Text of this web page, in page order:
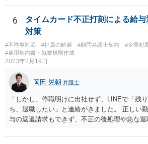
正 →のぞましくはないですが、時たまあるも
弁護士が起案 Ⅰ依頼者に内容の確認 Ⅱ弁護士
念のため事務員が確認 Ⅳ提出 の流れになりま
判所窓口で修正して受理してもらうということ
場合は責められない部分もあるかと思います
うね。よくわからないならば弁護士としては依
よいですかと聞くべきではあると思います。他
内容に関するミスなので、今後はよく確認いた
ます。 ③証拠のナンバーが入らないまま甲号
まになっている →形式ミスですね。不注意で
ショットの証拠が縦長や横長に印刷され、文
6
タイムカード不正打刻による給
対策
#不祥事対応 #社員の解雇 #顧問弁護士契約
#企業犯
#雇用契約書・就業規則作成
2023年2月19日
岡田 晃朝 弁護士
「しかし、停職明けに出社せず、LINEで「残
ち、退職したい」と連絡がきました。 正しい
与の返還請求もできず、不正の後処理や急な
状況です。」 大変悪質ですね。打刻場所のデ